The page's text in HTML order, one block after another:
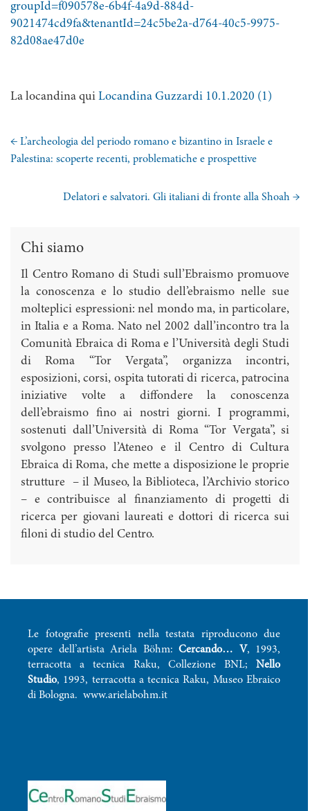
groupId=f090578e-6b4f-4a9d-884d-
9021474cd9fa&tenantId=24c5be2a-d764-40c5-9975-
82d08ae47d0e
La locandina qui Locandina Guzzardi 10.1.2020 (1)
← L’archeologia del periodo romano e bizantino in Israele e
Palestina: scoperte recenti, problematiche e prospettive
Delatori e salvatori. Gli italiani di fronte alla Shoah →
Chi siamo
Il Centro Romano di Studi sull’Ebraismo promuove
la conoscenza e lo studio dell’ebraismo nelle sue
molteplici espressioni: nel mondo ma, in particolare,
in Italia e a Roma. Nato nel 2002 dall’incontro tra la
Comunità Ebraica di Roma e l’Università degli Studi
di Roma “Tor Vergata”, organizza incontri,
esposizioni, corsi, ospita tutorati di ricerca, patrocina
iniziative volte a diffondere la conoscenza
dell’ebraismo fino ai nostri giorni. I programmi,
sostenuti dall’Università di Roma “Tor Vergata”, si
svolgono presso l’Ateneo e il Centro di Cultura
Ebraica di Roma, che mette a disposizione le proprie
strutture – il Museo, la Biblioteca, l’Archivio storico
– e contribuisce al finanziamento di progetti di
ricerca per giovani laureati e dottori di ricerca sui
filoni di studio del Centro.
Le fotografie presenti nella testata riproducono due
opere dell’artista Ariela Böhm: Cercando… V, 1993,
terracotta a tecnica Raku, Collezione BNL; Nello
Studio, 1993, terracotta a tecnica Raku, Museo Ebraico
di Bologna. www.arielabohm.it